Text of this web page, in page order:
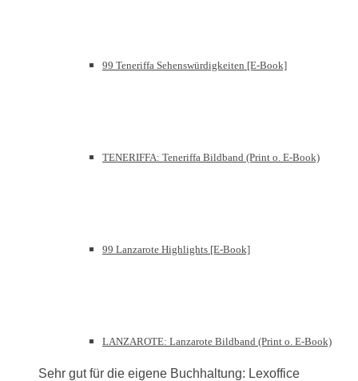
99 Teneriffa Sehenswürdigkeiten [E-Book]
TENERIFFA: Teneriffa Bildband (Print o. E-Book)
99 Lanzarote Highlights [E-Book]
LANZAROTE: Lanzarote Bildband (Print o. E-Book)
Sehr gut für die eigene Buchhaltung: Lexoffice